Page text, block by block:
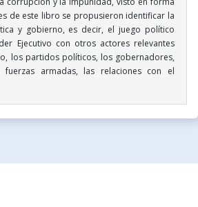
de este libro se propusieron identificar la
y gobierno, es decir, el juego político
Ejecutivo con otros actores relevantes
los partidos políticos, los gobernadores,
fuerzas armadas, las relaciones con el